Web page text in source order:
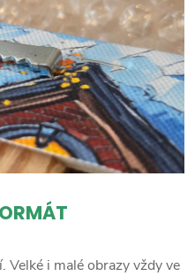
Velké i malé obrazy vždy ve